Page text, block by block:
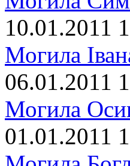
10.01.2011
Могила
06.01.2011
Могила
01.01.2011